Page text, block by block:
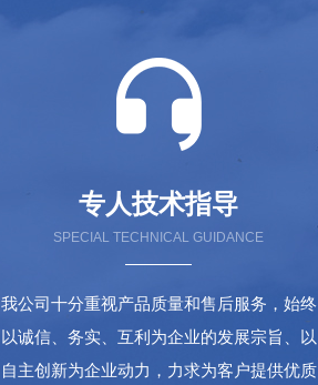
专人技术指导
SPECIAL TECHNICAL GUIDANCE
我公司十分重视产品质量和售后服务，始终
以诚信、务实、互利为企业的发展宗旨、以
自主创新为企业动力，力求为客户提供优质